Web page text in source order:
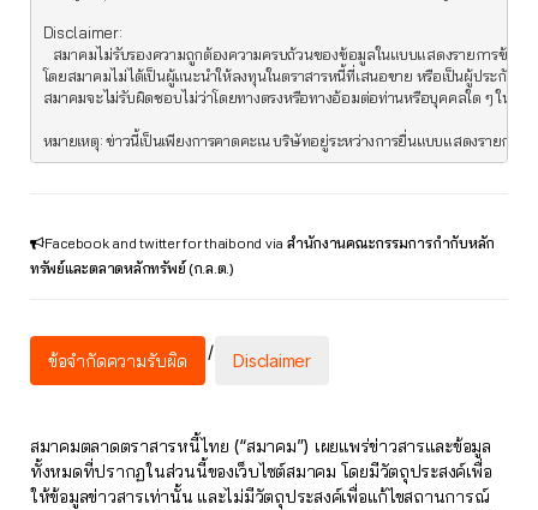
Disclaimer:
สมาคมไม่รับรองความถูกต้องความครบถ้วนของข้อมูลในแบบแสดงรายการข้อมู
โดยสมาคมไม่ได้เป็นผู้แนะนำให้ลงทุนในตราสารหนี้ที่เสนอขาย หรือเป็นผู้ประกัน
สมาคมจะไม่รับผิดชอบไม่ว่าโดยทางตรงหรือทางอ้อมต่อท่านหรือบุคคลใด ๆ ในค
หมายเหตุ: ข่าวนี้เป็นเพียงการคาดคะเน บริษัทอยู่ระหว่างการยื่นแบบแสดงรายก
Facebook and twitter for thaibond via สำนักงานคณะกรรมการกำกับหลัก
ทรัพย์และตลาดหลักทรัพย์ (ก.ล.ต.)
ข้อจำกัดความรับผิด / Disclaimer
สมาคมตลาดตราสารหนี้ไทย (“สมาคม”) เผยแพร่ข่าวสารและข้อมูล
ทั้งหมดที่ปรากฏในส่วนนี้ของเว็บไซต์สมาคม โดยมีวัตถุประสงค์เพื่อ
ให้ข้อมูลข่าวสารเท่านั้น และไม่มีวัตถุประสงค์เพื่อแก้ไขสถานการณ์